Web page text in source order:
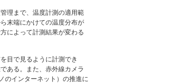
理まで、温度計測の適用範
末端にかけての温度分布が
によって計測結果が変わる
目で見るように計測でき
ある。また、赤外線カメラ
のインターネット）の推進に